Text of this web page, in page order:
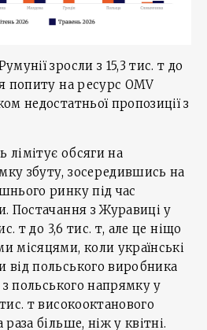
зросли з 15,3 тис. т до
попиту на ресурс OMV
недостатньої пропозиції з
лімітує обсяги на
збуту, зосередившись на
ринку під час
Постачання з Журавиці у
т до 3,6 тис. т, але це ніщо
місяцями, коли українські
від польського виробника
польського напрямку у
т високооктанового
більше, ніж у квітні.